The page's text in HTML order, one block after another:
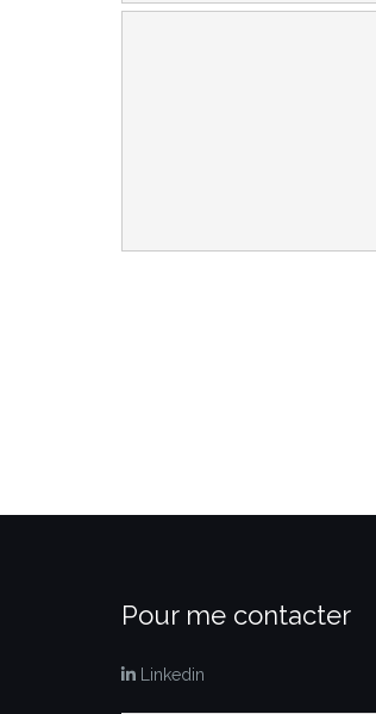
Pour me contacter
Linkedin